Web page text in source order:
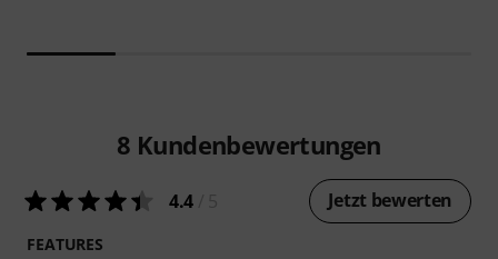
8 Kundenbewertungen
4.4 Jetzt bewerten
FEATURES